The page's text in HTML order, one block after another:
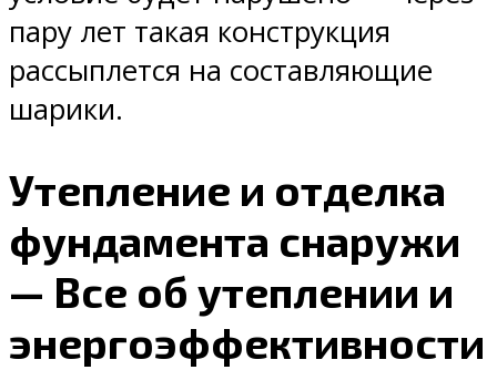
пару лет такая конструкция
рассыплется на составляющие
шарики.
Утепление и отделка
фундамента снаружи
— Все об утеплении и
энергоэффективности